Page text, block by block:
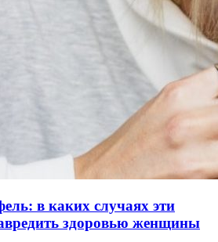
в каких случаях эти
здоровью женщины